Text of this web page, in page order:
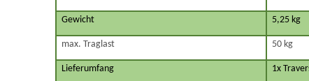
Gewicht 5,25 kg
max. Traglast 50 kg
Lieferumfang 1x